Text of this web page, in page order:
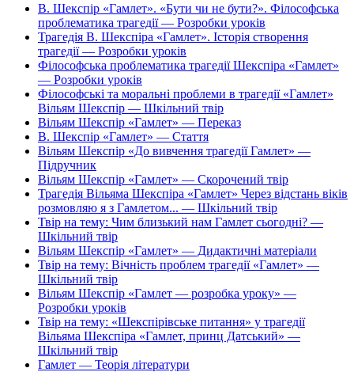
В. Шекспір «Гамлет». «Бути чи не бути?». Філософська
проблематика трагедії — Розробки уроків
Трагедія В. Шекспіра «Гамлет». Історія створення
трагедії — Розробки уроків
Філософська проблематика трагедії Шекспіра «Гамлет»
— Розробки уроків
Філософські та моральні проблеми в трагедії «Гамлет»
Вільям Шекспір — Шкільний твір
Вільям Шекспір «Гамлет» — Переказ
В. Шекспір «Гамлет» — Стаття
Вільям Шекспір «До вивчення трагедії Гамлет» —
Підручник
Вільям Шекспір «Гамлет» — Скорочений твір
Трагедія Вільяма Шекспіра «Гамлет» Через відстань віків
розмовляю я з Гамлетом... — Шкільний твір
Твір на тему: Чим близький нам Гамлет сьогодні? —
Шкільний твір
Вільям Шекспір «Гамлет» — Дидактичні матеріали
Твір на тему: Вічність проблем трагедії «Гамлет» —
Шкільний твір
Вільям Шекспір «Гамлет — розробка уроку» —
Розробки уроків
Твір на тему: «Шекспірівське питання» у трагедії
Вільяма Шекспіра «Гамлет, принц Датський» —
Шкільний твір
Гамлет — Теорія літератури